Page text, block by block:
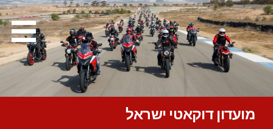
Skip
to
content
מועדון דוקאטי ישראל